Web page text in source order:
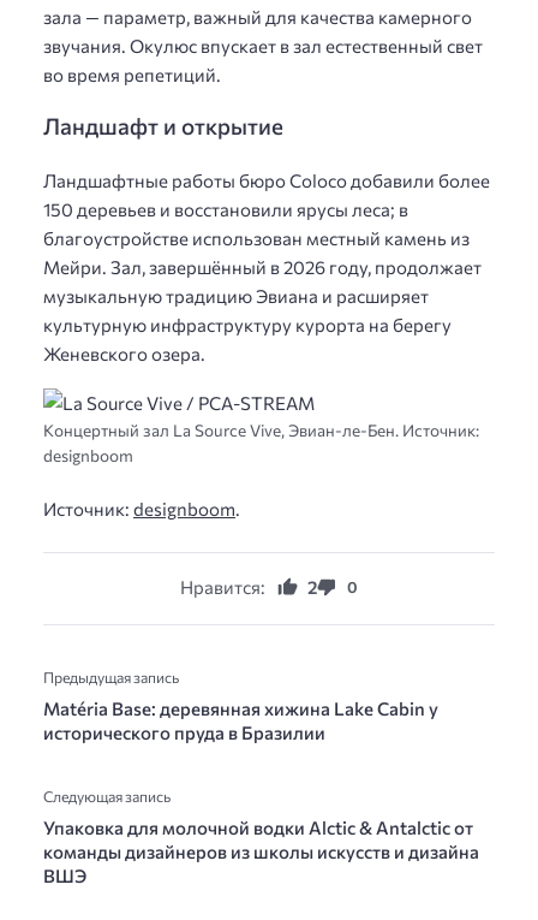
зала — параметр, важный для качества камерного
звучания. Окулюс впускает в зал естественный свет
во время репетиций.
Ландшафт и открытие
Ландшафтные работы бюро Coloco добавили более
150 деревьев и восстановили ярусы леса; в
благоустройстве использован местный камень из
Мейри. Зал, завершённый в 2026 году, продолжает
музыкальную традицию Эвиана и расширяет
культурную инфраструктуру курорта на берегу
Женевского озера.
Концертный зал La Source Vive, Эвиан-ле-Бен. Источник:
designboom
Источник: designboom.
Нравится: 2 0
Предыдущая запись
Matéria Base: деревянная хижина Lake Cabin у
исторического пруда в Бразилии
Следующая запись
Упаковка для молочной водки Alctic & Antalctic от
команды дизайнеров из школы искусств и дизайна
ВШЭ